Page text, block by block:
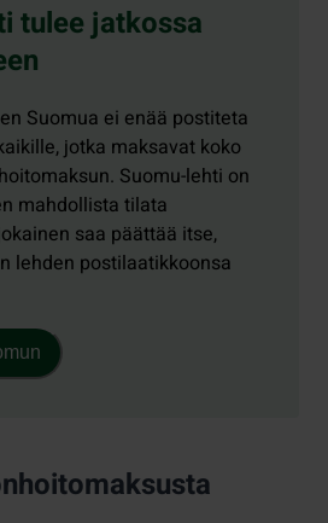
tulee jatkossa
Suomua ei enää postiteta
jotka maksavat koko
Suomu-lehti on
mahdollista tilata
saa päättää itse,
lehden postilaatikkoonsa